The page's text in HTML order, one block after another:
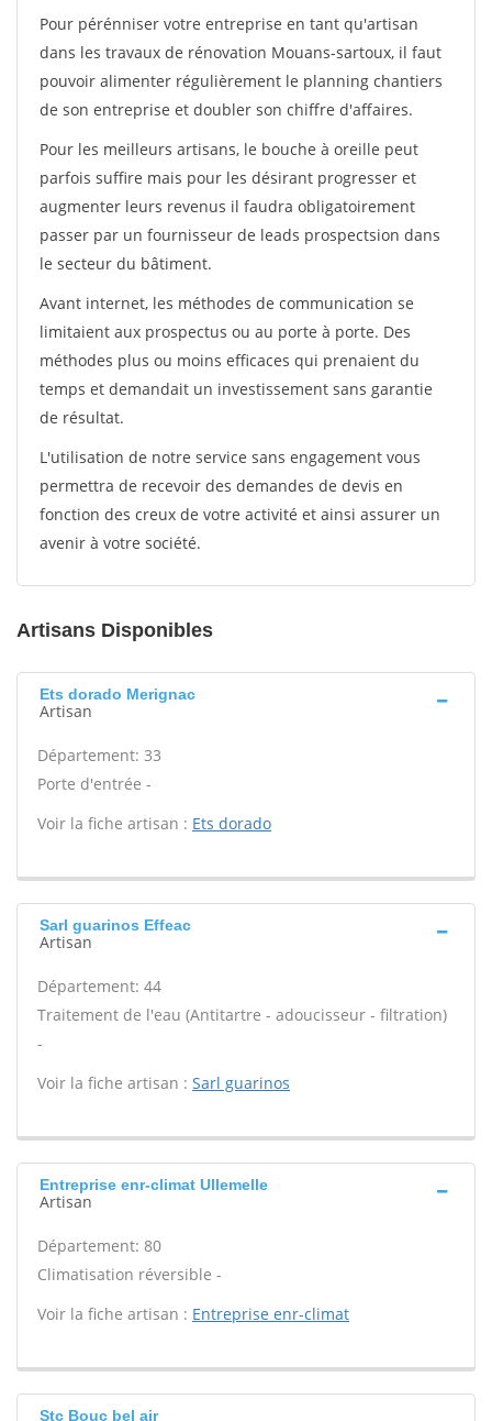
Pour pérénniser votre entreprise en tant qu'artisan
dans les travaux de rénovation Mouans-sartoux, il faut
pouvoir alimenter régulièrement le planning chantiers
de son entreprise et doubler son chiffre d'affaires.
Pour les meilleurs artisans, le bouche à oreille peut
parfois suffire mais pour les désirant progresser et
augmenter leurs revenus il faudra obligatoirement
passer par un fournisseur de leads prospectsion dans
le secteur du bâtiment.
Avant internet, les méthodes de communication se
limitaient aux prospectus ou au porte à porte. Des
méthodes plus ou moins efficaces qui prenaient du
temps et demandait un investissement sans garantie
de résultat.
L'utilisation de notre service sans engagement vous
permettra de recevoir des demandes de devis en
fonction des creux de votre activité et ainsi assurer un
avenir à votre société.
Artisans Disponibles
Ets dorado Merignac
Artisan
Département: 33
Porte d'entrée -
Voir la fiche artisan : Ets dorado
Sarl guarinos Effeac
Artisan
Département: 44
Traitement de l'eau (Antitartre - adoucisseur - filtration)
-
Voir la fiche artisan : Sarl guarinos
Entreprise enr-climat Ullemelle
Artisan
Département: 80
Climatisation réversible -
Voir la fiche artisan : Entreprise enr-climat
Stc Bouc bel air